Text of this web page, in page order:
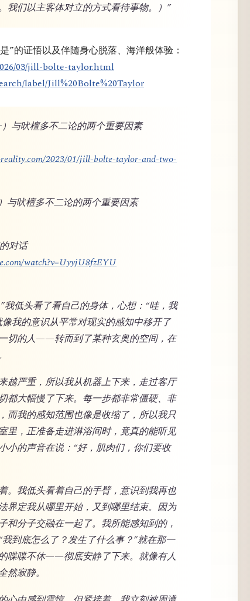
我们以主客体对立的方式看待事物。）”
”的证悟以及伴随身心脱落、海洋般体验：
03/jill-bolte-taylor.html
label/Jill%20Bolte%20Taylor
）与吠檀多不二论的两个重要因素
2023/01/jill-bolte-taylor-and-two-
与吠檀多不二论的两个重要因素
对话
watch?v=UyyjU8fzEYU
低头看了看自己的身体，心想：“哇，我
我的意识从平常对现实的感知中移开了
切的人——转而到了某种玄奥的空间，在
越严重，所以我从机器上下来，走过客厅
都大幅慢了下来。每一步都非常僵硬、非
而我的感知范围也像是收缩了，所以我只
里，正准备走进淋浴间时，竟真的能听见
小的声音在说：“好，肌肉们，你们要收
。我低头看着自己的手臂，意识到我再也
界定我从哪里开始，又到哪里结束。因为
和分子交融在一起了。我所能感知到的，
到底怎么了？发生了什么事？”就在那一
喋喋不休——彻底安静了下来。就像有人
寂静。